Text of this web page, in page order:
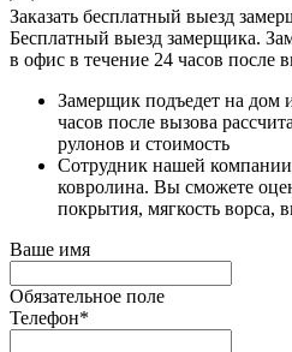
Заказать бесплатный выезд
Бесплатный выезд замерщика.
в офис в течение 24 часов после
Замерщик подъедет на дом
часов после вызова
рулонов и стоимость
Сотрудник нашей компании
ковролина. Вы сможете
покрытия, мягкость ворса,
Ваше имя
Обязательное поле
Телефон*